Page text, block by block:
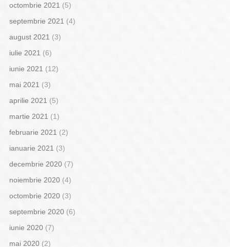
octombrie 2021 (5)
septembrie 2021 (4)
august 2021 (3)
iulie 2021 (6)
iunie 2021 (12)
mai 2021 (3)
aprilie 2021 (5)
martie 2021 (1)
februarie 2021 (2)
ianuarie 2021 (3)
decembrie 2020(7)
noiembrie 2020(4)
octombrie 2020(3)
septembrie 2020(6)
iunie 2020(7)
mai 2020(2)